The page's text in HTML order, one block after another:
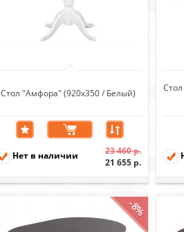
Стол "Амфора" (920х350 / Белый)
Нет в наличии
23 460 р.
21 655 р.
-8%